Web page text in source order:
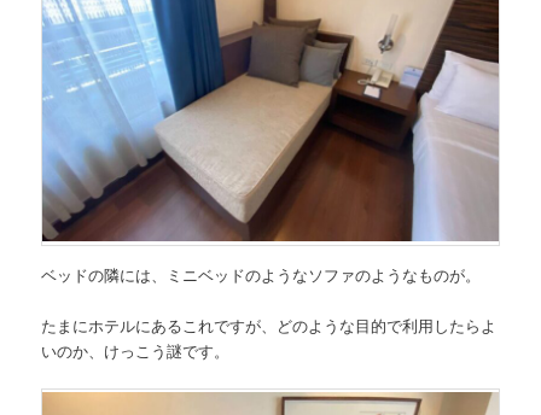
ベッドの隣には、ミニベッドのようなソファのようなものが。
たまにホテルにあるこれですが、どのような目的で利用したらよ
いのか、けっこう謎です。